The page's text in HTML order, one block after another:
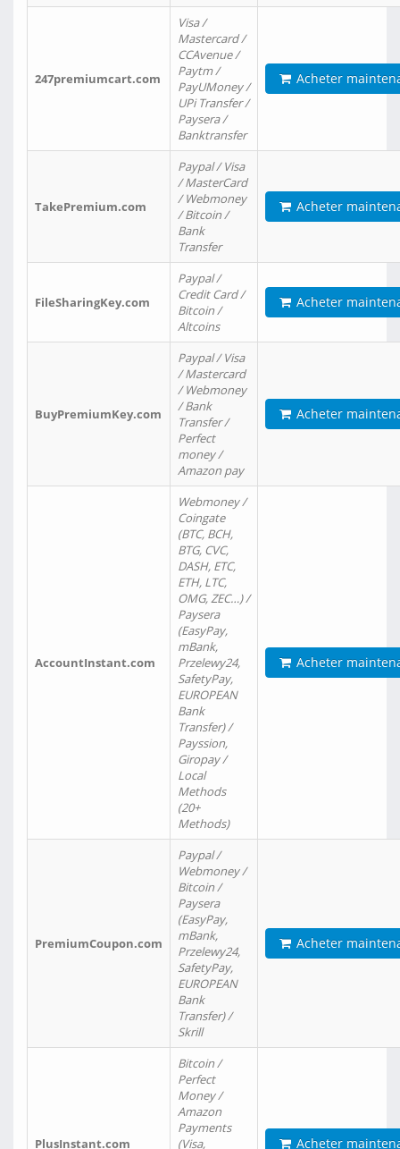
247premiumcart.com
Visa /
Mastercard /
CCAvenue /
Paytm /
PayUMoney /
UPi Transfer /
Paysera /
Banktransfer
Acheter
TakePremium.com
Paypal / Visa
/ MasterCard
/ Webmoney
/ Bitcoin /
Bank
Transfer
Acheter
FileSharingKey.com
Paypal /
Credit Card /
Bitcoin /
Altcoins
Acheter
BuyPremiumKey.com
Paypal / Visa
/ Mastercard
/ Webmoney
/ Bank
Transfer /
Perfect
money /
Amazon pay
Acheter
AccountInstant.com
Webmoney /
Coingate
(BTC, BCH,
BTG, CVC,
DASH, ETC,
ETH, LTC,
OMG, ZEC…) /
Paysera
(EasyPay,
mBank,
Przelewy24,
SafetyPay,
EUROPEAN
Bank
Transfer) /
Payssion,
Giropay /
Local
Methods
(20+
Methods)
Acheter
PremiumCoupon.com
Paypal /
Webmoney /
Bitcoin /
Paysera
(EasyPay,
mBank,
Przelewy24,
SafetyPay,
EUROPEAN
Bank
Transfer) /
Skrill
Acheter
PlusInstant.com
Bitcoin /
Perfect
Money /
Amazon
Payments
(Visa,
Acheter